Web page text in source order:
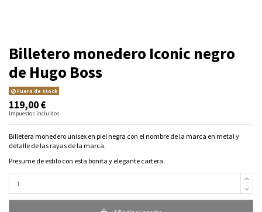
Billetero monedero Iconic negro
de Hugo Boss
Fuera de stock
119,00 €
Impuestos incluidos
Billetera monedero unisex en piel negra con el nombre de la marca en metal y
detalle de las rayas de la marca.
Presume de estilo con esta bonita y elegante cartera.